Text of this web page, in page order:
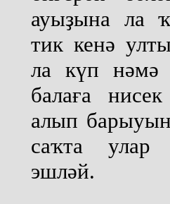
ауыҙына ла
тик кенә
ла күп нәмә
балаға
алып
саҡта улар
эшләй.